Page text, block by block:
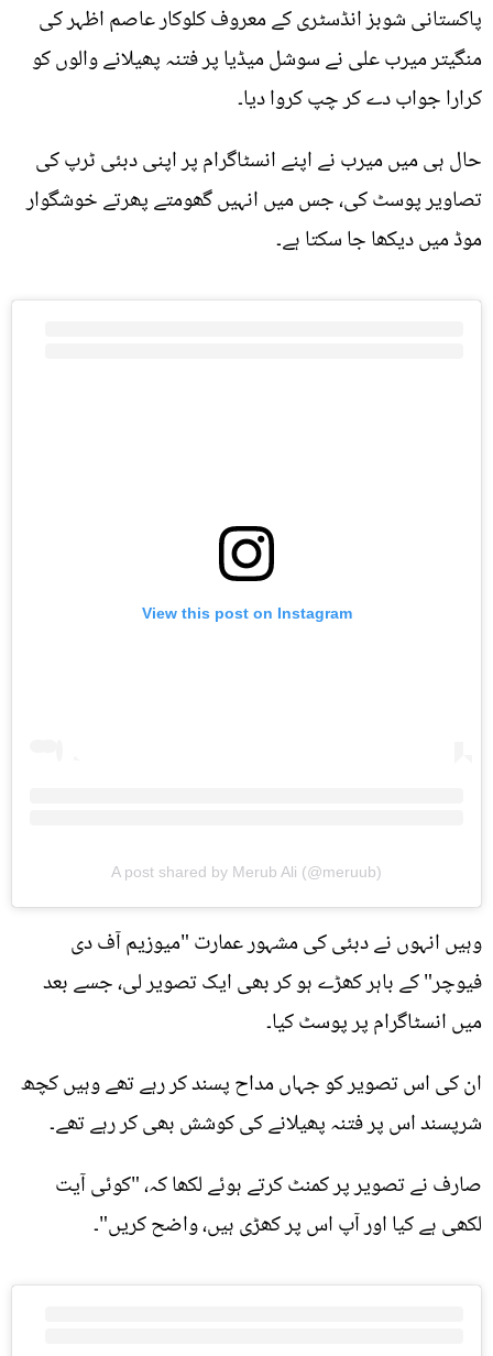
پاکستانی شوبز انڈسٹری کے معروف کلوکار عاصم اظہر کی
منگیتر میرب علی نے سوشل میڈیا پر فتنہ پھیلانے والوں کو
کرارا جواب دے کر چپ کروا دیا۔
حال ہی میں میرب نے اپنے انسٹاگرام پر اپنی دبئی ٹرپ کی
تصاویر پوسٹ کی، جس میں انہیں گھومتے پھرتے خوشگوار
موڈ میں دیکھا جا سکتا ہے۔
View this post on Instagram
A post shared by Merub Ali (@meruub)
وہیں انہوں نے دبئی کی مشہور عمارت "میوزیم آف دی
فیوچر" کے باہر کھڑے ہو کر بھی ایک تصویر لی، جسے بعد
میں انسٹاگرام پر پوسٹ کیا۔
ان کی اس تصویر کو جہاں مداح پسند کر رہے تھے وہیں کچھ
شرپسند اس پر فتنہ پھیلانے کی کوشش بھی کر رہے تھے۔
صارف نے تصویر پر کمنٹ کرتے ہوئے لکھا کہ، "کوئی آیت
لکھی ہے کیا اور آپ اس پر کھڑی ہیں، واضح کریں"۔